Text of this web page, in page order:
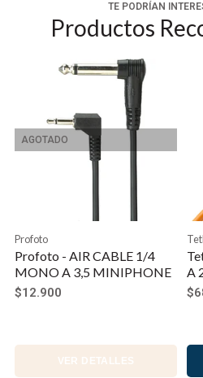
TE PODRÍAN
Productos
AGOTADO
Profoto
Profoto - AIR CABLE 1/4
MONO A 3,5 MINIPHONE
$12.900
VER DETALLES
A